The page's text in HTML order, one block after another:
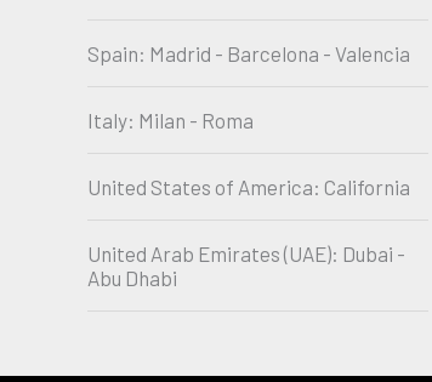
Spain: Madrid - Barcelona - Valencia
Italy: Milan - Roma
United States of America: California
United Arab Emirates (UAE): Dubai -
Abu Dhabi